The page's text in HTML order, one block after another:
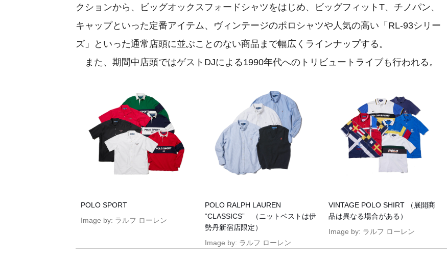
クションから、ビッグオックスフォードシャツをはじめ、ビッグフィットT、チノパン、
キャップといった定番アイテム、ヴィンテージのポロシャツや人気の高い「RL-93シリー
ズ」といった通常店頭に並ぶことのない商品まで幅広くラインナップする。
また、期間中店頭ではゲストDJによる1990年代へのトリビュートライブも行われる。
POLO SPORT
Image by: ラルフ ローレン
POLO RALPH LAUREN
“CLASSICS” （ニットベストは伊
勢丹新宿店限定）
Image by: ラルフ ローレン
VINTAGE POLO SHIRT （展開商
品は異なる場合がある）
Image by: ラルフ ローレン